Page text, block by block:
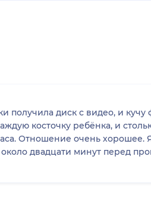
получила диск с видео, и кучу
косточку ребёнка, и
Отношение очень хорошее.
двадцати минут перед